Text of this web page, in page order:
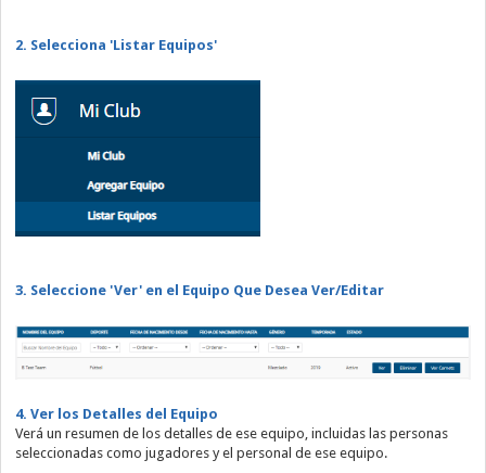
2. Selecciona 'Listar Equipos'
3. Seleccione 'Ver' en el Equipo Que Desea Ver/Editar
4. Ver los Detalles del Equipo
Verá un resumen de los detalles de ese equipo, incluidas las personas
seleccionadas como jugadores y el personal de ese equipo.